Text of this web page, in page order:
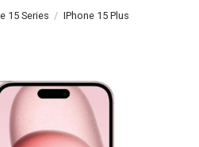
15 Series / IPhone 15 Plus